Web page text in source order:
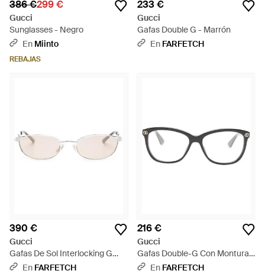
386 €299 €
Gucci
Sunglasses - Negro
En Miinto
REBAJAS
233 €
Gucci
Gafas Double G - Marrón
En FARFETCH
390 €
Gucci
Gafas De Sol Interlocking G
Con Montura Oval - Neutro
En FARFETCH
216 €
Gucci
Gafas Double-G Con Montura
Cat Eye - Negro
En FARFETCH